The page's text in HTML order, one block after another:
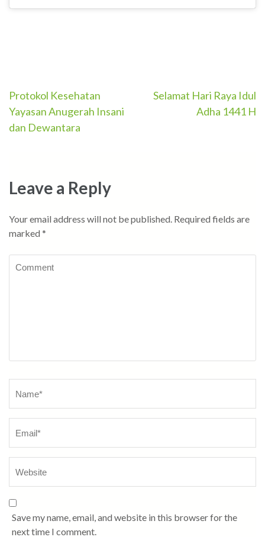
Post
navigation
Protokol Kesehatan
Yayasan Anugerah Insani
dan Dewantara
Selamat Hari Raya Idul
Adha 1441 H
Leave a Reply
Your email address will not be published. Required fields are
marked *
Save my name, email, and website in this browser for the
next time I comment.